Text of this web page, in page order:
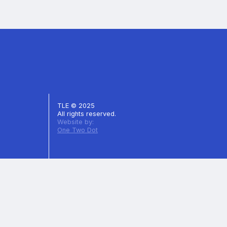
TLE © 2025
All rights reserved.
Website by:
One Two Dot